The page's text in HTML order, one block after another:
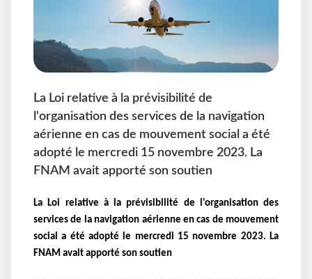
La Loi relative à la prévisibilité de
l'organisation des services de la navigation
aérienne en cas de mouvement social a été
adopté le mercredi 15 novembre 2023. La
FNAM avait apporté son soutien
La Loi relative à la prévisibilité de l'organisation des
services de la navigation aérienne en cas de mouvement
social a été adopté le mercredi 15 novembre 2023. La
FNAM avait apporté son soutien